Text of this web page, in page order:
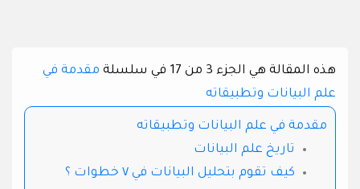
هذه المقالة هي الجزء 3 من 17 في سلسلة
مقدمة في
علم البيانات وتطبيقاته
مقدمة في علم البيانات وتطبيقاته
تاريخ علم البيانات
كيف تقوم بتحليل البيانات في ٧ خطوات ؟